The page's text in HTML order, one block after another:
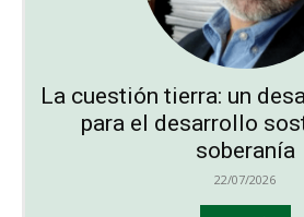
La cuestión tierra: un
para el desarrollo
soberanía
22/07/2026